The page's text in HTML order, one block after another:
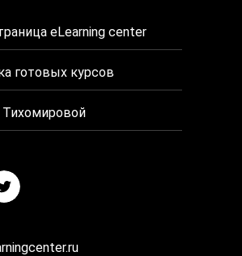
готовых курсов
eLearning center